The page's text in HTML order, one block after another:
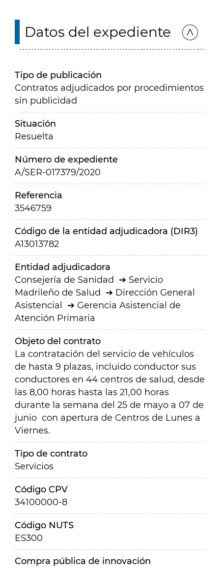
Datos del expediente
Tipo de publicación
Contratos adjudicados por procedimientos
sin publicidad
Situación
Resuelta
Número de expediente
A/SER-017379/2020
Referencia
3546759
Código de la entidad adjudicadora (DIR3)
A13013782
Entidad adjudicadora
Consejería de Sanidad
Servicio
Madrileño de Salud
Dirección General
Asistencial
Gerencia Asistencial de
Atención Primaria
Objeto del contrato
La contratación del servicio de vehículos
de hasta 9 plazas, incluido conductor sus
conductores en 44 centros de salud, desde
las 8,00 horas hasta las 21,00 horas
durante la semana del 25 de mayo a 07 de
junio con apertura de Centros de Lunes a
Viernes.
Tipo de contrato
Servicios
Código CPV
34100000-8
Código NUTS
ES300
Compra pública de innovación